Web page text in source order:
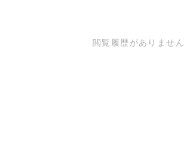
閲覧履歴がありません